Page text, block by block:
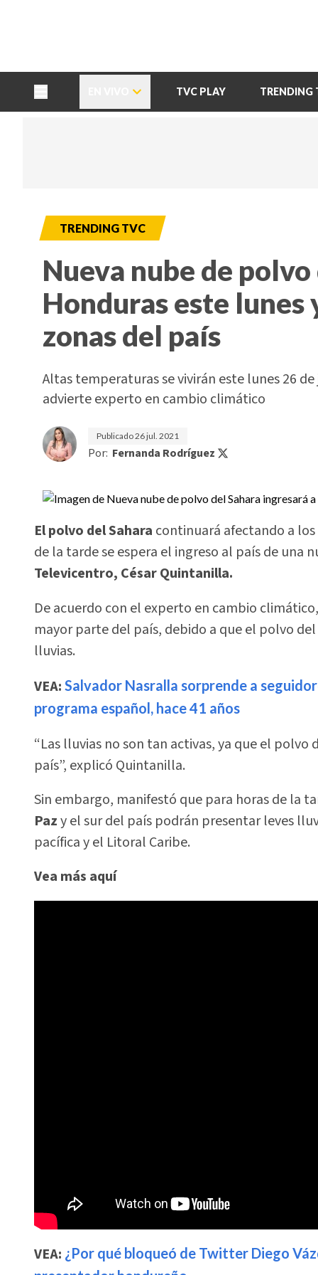
TVC PLAY TRENDING
TRENDING TVC
Nueva nube de
Honduras este lunes
zonas del país
Altas temperaturas se vivirán este lunes 26
advierte experto en cambio climático
Publicado26 jul. 2021
Por: Fernanda Rodríguez
El polvo del Sahara continuará afectando a
de la tarde se espera el ingreso al país de una
Televicentro, César Quintanilla.
De acuerdo con el experto en cambio
mayor parte del país, debido a que el polvo del
lluvias.
VEA: Salvador Nasralla sorprende a
programa español, hace 41 años
“Las lluvias no son tan activas, ya que el
país”, explicó Quintanilla.
Sin embargo, manifestó que para horas de la
Pazy el sur del país podrán presentar leves
pacífica y el Litoral Caribe.
Vea más aquí
VEA: ¿Por qué bloqueó de Twitter Diego